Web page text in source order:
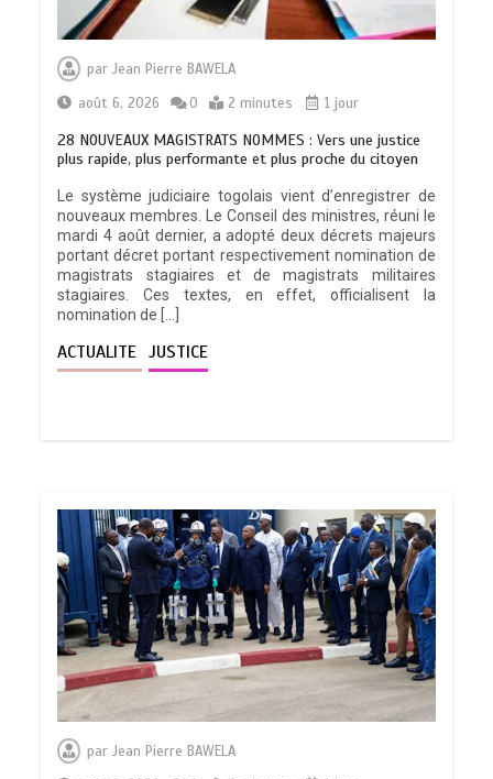
parJean Pierre BAWELA
août 6, 2026
0 2 minutes 1 jour
28 NOUVEAUX MAGISTRATS NOMMES : Vers une justice
plus rapide, plus performante et plus proche du citoyen
Le système judiciaire togolais vient d’enregistrer de
nouveaux membres. Le Conseil des ministres, réuni le
mardi 4 août dernier, a adopté deux décrets majeurs
portant décret portant respectivement nomination de
magistrats stagiaires et de magistrats militaires
stagiaires. Ces textes, en effet, officialisent la
nomination de […]
ACTUALITE JUSTICE
parJean Pierre BAWELA